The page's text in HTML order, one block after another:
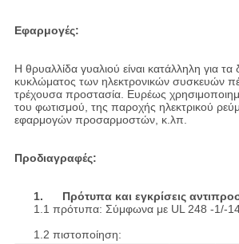
Εφαρμογές:
Η θρυαλλίδα γυαλιού είναι κατάλληλη για τα
κυκλώματος των ηλεκτρονικών συσκευών
τρέχουσα προστασία. Ευρέως
του φωτισμού, της παροχής ηλεκτρικού
εφαρμογών προσαρμοστών, κ.λπ.
Προδιαγραφές:
1. Πρότυπα και εγκρίσεις
1.1 πρότυπα: Σύμφωνα με UL 248 -1/-
1.2 πιστοποίηση: